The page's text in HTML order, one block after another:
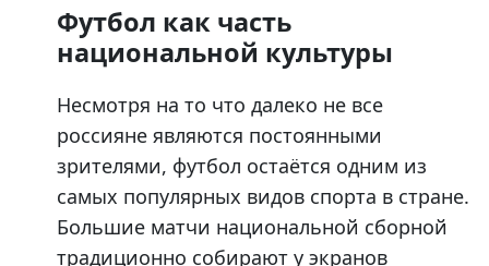
Футбол как часть
национальной культуры
Несмотря на то что далеко не все
россияне являются постоянными
зрителями, футбол остаётся одним из
самых популярных видов спорта в стране.
Большие матчи национальной сборной
традиционно собирают у экранов